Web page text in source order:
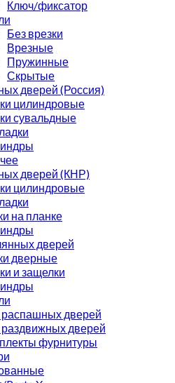
Ключ/фиксатор
Без врезки
Врезные
Пружинные
Скрытые
дверей (Россия)
цилиндровые
сувальдные
дверей (КНР)
цилиндровые
на планке
дверей
дверные
и защелки
дверей
дверей
фурнитуры